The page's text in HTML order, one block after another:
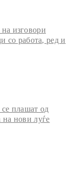
изговори
со работа, ред и
плашат од
нови луѓе